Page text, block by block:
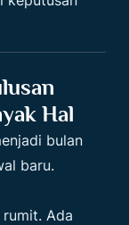
Hal
bulan
baru.
Ada